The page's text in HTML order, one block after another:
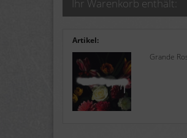
Ihr Warenkorb enthält:
Artikel:
Grande